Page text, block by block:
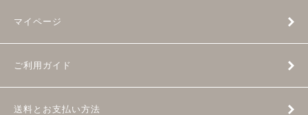
マイページ
ご利用ガイド
送料とお支払い方法